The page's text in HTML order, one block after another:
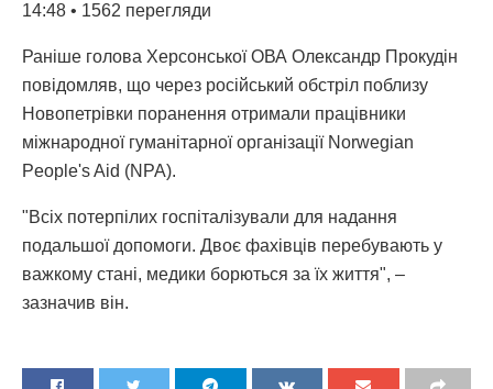
14:48 • 1562 перегляди
Раніше голова Херсонської ОВА Олександр Прокудін
повідомляв, що через російський обстріл поблизу
Новопетрівки поранення отримали працівники
міжнародної гуманітарної організації Norwegian
People's Aid (NPA).
"Всіх потерпілих госпіталізували для надання
подальшої допомоги. Двоє фахівців перебувають у
важкому стані, медики борються за їх життя", –
зазначив він.